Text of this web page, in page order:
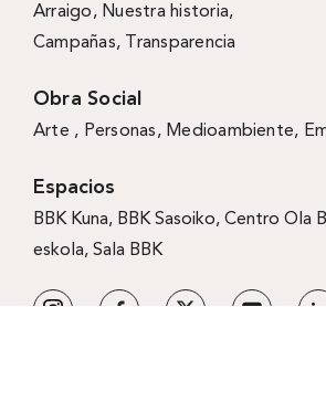
Arraigo, Nuestra historia,
Campañas, Transparencia
Obra Social
Arte , Personas, Medioambiente,
Espacios
BBK Kuna, BBK Sasoiko, Centro Ola
eskola, Sala BBK